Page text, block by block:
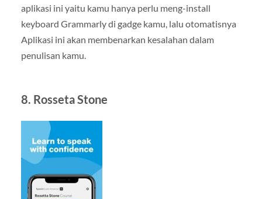
aplikasi ini yaitu kamu hanya perlu meng-install
keyboard Grammarly di gadge kamu, lalu otomatisnya
Aplikasi ini akan membenarkan kesalahan dalam
penulisan kamu.
8. Rosseta Stone